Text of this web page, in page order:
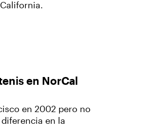
en NorCal
en 2002 pero no
en la